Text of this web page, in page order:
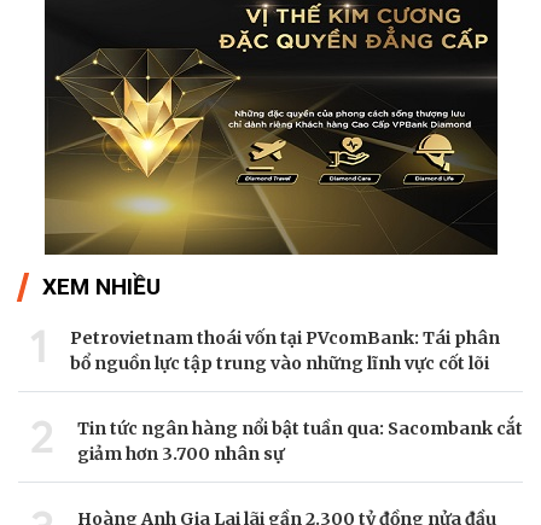
XEM NHIỀU
1
Petrovietnam thoái vốn tại PVcomBank: Tái phân
bổ nguồn lực tập trung vào những lĩnh vực cốt lõi
2
Tin tức ngân hàng nổi bật tuần qua: Sacombank cắt
giảm hơn 3.700 nhân sự
Hoàng Anh Gia Lai lãi gần 2.300 tỷ đồng nửa đầu